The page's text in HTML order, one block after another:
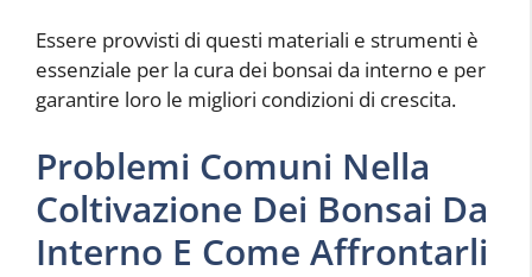
Essere provvisti di questi materiali e strumenti è
essenziale per la cura dei bonsai da interno e per
garantire loro le migliori condizioni di crescita.
Problemi Comuni Nella
Coltivazione Dei Bonsai Da
Interno E Come Affrontarli